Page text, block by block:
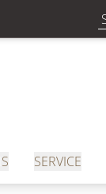
SERVICE